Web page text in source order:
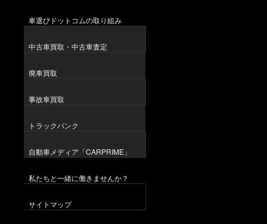
車選びドットコムの取り組み
中古車買取・中古車査定
廃車買取
事故車買取
トラックバンク
自動車メディア「CARPRIME」
私たちと一緒に働きませんか？
サイトマップ